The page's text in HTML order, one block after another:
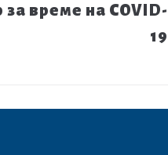
време на COVID-
19